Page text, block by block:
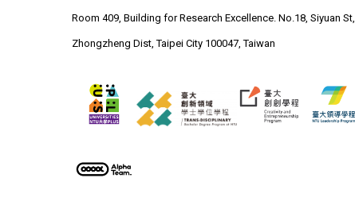
Room 409, Building for Research Excellence. No.18, Siyuan St,
Zhongzheng Dist, Taipei City 100047, Taiwan